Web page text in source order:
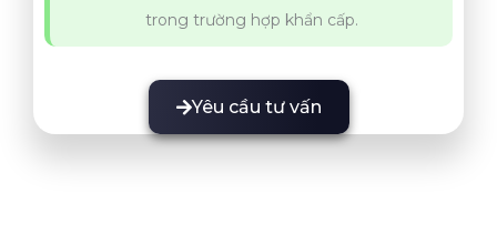
trong trường hợp khẩn cấp.
Yêu cầu tư vấn